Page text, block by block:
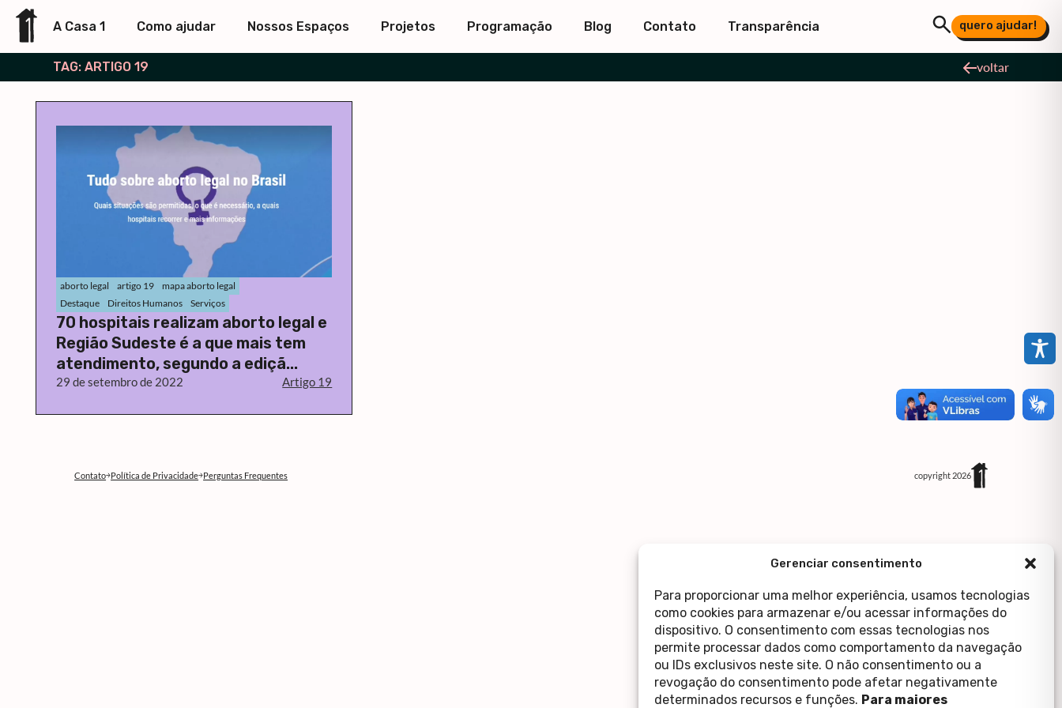
Gerenciar consentimento
Para proporcionar uma melhor experiência, usamos tecnologias
como cookies para armazenar e/ou acessar informações do
dispositivo. O consentimento com essas tecnologias nos
permite processar dados como comportamento da navegação
ou IDs exclusivos neste site. O não consentimento ou a
revogação do consentimento pode afetar negativamente
determinados recursos e funções. Para maiores
A Casa 1 Como ajudar Nossos Espaços Projetos Programação Blog Contato Transparência quero ajudar!
TAG: ARTIGO 19 voltar
aborto legal artigo 19
mapa aborto legal
Destaque
Direitos Humanos Serviços
70 hospitais realizam aborto legal e
Região Sudeste é a que mais tem
atendimento, segundo a ediçã...
29 de setembro de 2022 Artigo 19
Contato Política de Privacidade Perguntas Frequentes copyright 2026